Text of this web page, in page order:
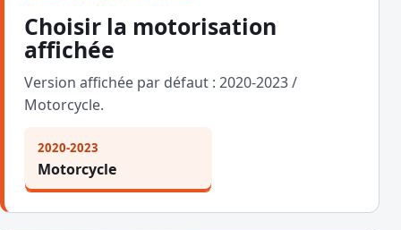
Choisir la motorisation
affichée
Version affichée par défaut : 2020-2023 /
Motorcycle.
2020-2023
Motorcycle